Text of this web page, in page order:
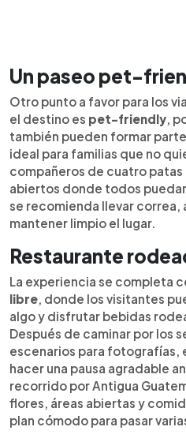
Un paseo pet-
Otro punto a favor para los
el destino es pet-friendly,
también pueden formar
ideal para familias que no
compañeros de cuatro patas
abiertos donde todos
se recomienda llevar correa,
mantener limpio el lugar.
Restaurante
La experiencia se completa
libre, donde los visitantes
algo y disfrutar bebidas
Después de caminar por los
escenarios para fotografías,
hacer una pausa agradable
recorrido por Antigua
flores, áreas abiertas y
plan cómodo para pasar